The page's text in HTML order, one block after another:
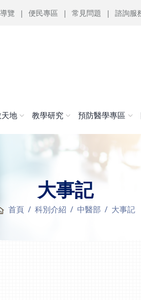
覽 便民專區 常見問題 諮詢服
地 教學研究 預防醫學專區
大事記
首頁 科別介紹 中醫部 大事記